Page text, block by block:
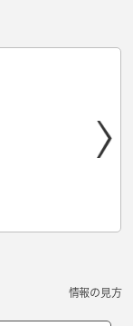
情報の見方